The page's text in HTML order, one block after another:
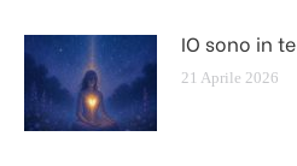
IO sono in te
21 Aprile 2026